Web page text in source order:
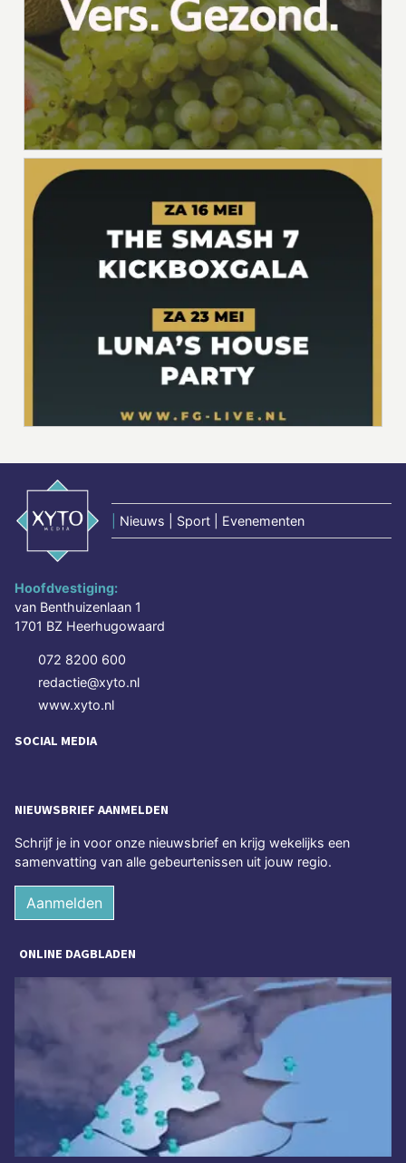
Nieuws | Sport | Evenementen
Hoofdvestiging:
van Benthuizenlaan 1
1701 BZ Heerhugowaard
072 8200 600
redactie@xyto.nl
www.xyto.nl
SOCIAL MEDIA
NIEUWSBRIEF AANMELDEN
Schrijf je in voor onze nieuwsbrief en krijg wekelijks een
samenvatting van alle gebeurtenissen uit jouw regio.
Aanmelden
ONLINE DAGBLADEN